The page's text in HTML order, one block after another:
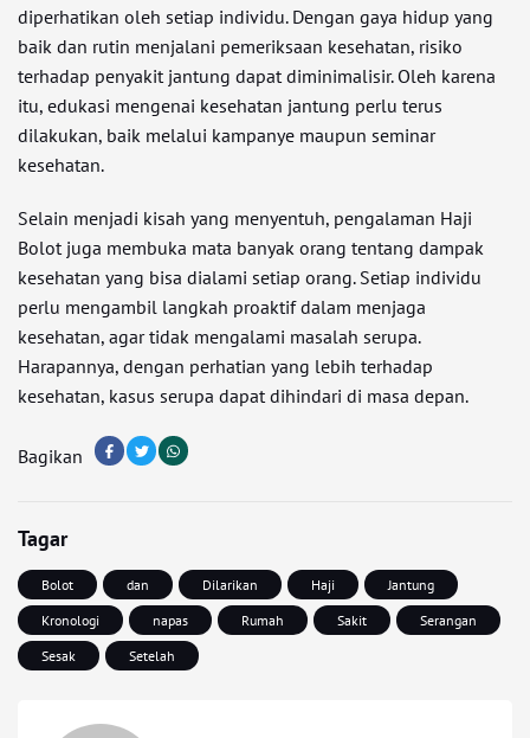
diperhatikan oleh setiap individu. Dengan gaya hidup yang
baik dan rutin menjalani pemeriksaan kesehatan, risiko
terhadap penyakit jantung dapat diminimalisir. Oleh karena
itu, edukasi mengenai kesehatan jantung perlu terus
dilakukan, baik melalui kampanye maupun seminar
kesehatan.
Selain menjadi kisah yang menyentuh, pengalaman Haji
Bolot juga membuka mata banyak orang tentang dampak
kesehatan yang bisa dialami setiap orang. Setiap individu
perlu mengambil langkah proaktif dalam menjaga
kesehatan, agar tidak mengalami masalah serupa.
Harapannya, dengan perhatian yang lebih terhadap
kesehatan, kasus serupa dapat dihindari di masa depan.
Bagikan
Tagar
Bolot dan Dilarikan Haji
Jantung
Kronologi
napas Rumah Sakit
Serangan
Sesak
Setelah